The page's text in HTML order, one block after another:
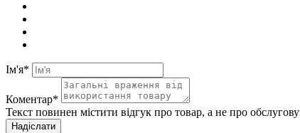
Ім'я*
Коментар*
Текст повинен містити відгук про товар, а не про
Надіслати